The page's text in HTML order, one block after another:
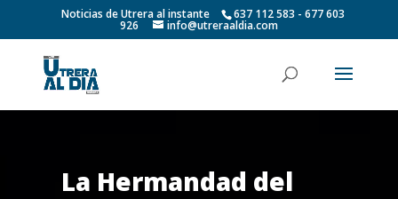
Noticias de Utrera al instante 637 112 583 - 677 603
926 info@utreraaldia.com
La Hermandad del